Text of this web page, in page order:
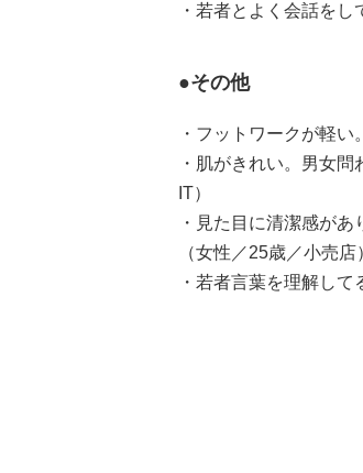
・若者とよく会話を
●その他
・フットワークが軽
・肌がきれい。男女
IT）
・見た目に清潔感が
（女性／25歳／小売店
・若者言葉を理解し